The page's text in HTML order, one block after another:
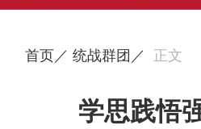
首页／ 统战群团／ 正文
学思践悟